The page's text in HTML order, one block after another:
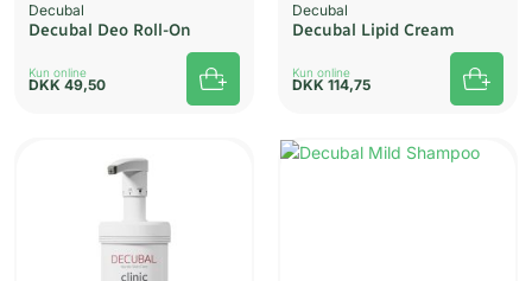
Decubal
Decubal Deo Roll-On
Kun online
DKK 49,50
Decubal
Decubal Lipid Cream
Kun online
DKK 114,75